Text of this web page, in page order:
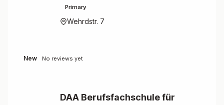
Primary
Wehrdstr. 7
New No reviews yet
DAA Berufsfachschule für